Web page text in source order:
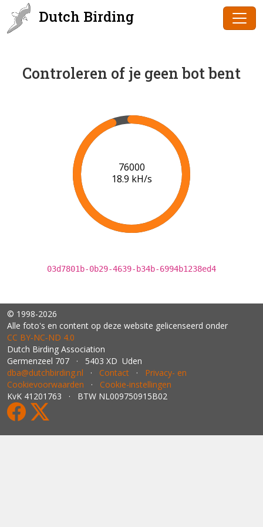
Dutch Birding
Controleren of je geen bot bent
78000
19.0 kH/s
03d7801b-0b29-4639-b34b-6994b1238ed4
© 1998-2026
Alle foto's en content op deze website gelicenseerd onder
CC BY‑NC‑ND 4.0
Dutch Birding Association
Germenzeel 707 · 5403 XD Uden
dba@dutchbirding.nl · Contact · Privacy- en
Cookievoorwaarden · Cookie-instellingen
KvK 41201763 · BTW NL009750915B02